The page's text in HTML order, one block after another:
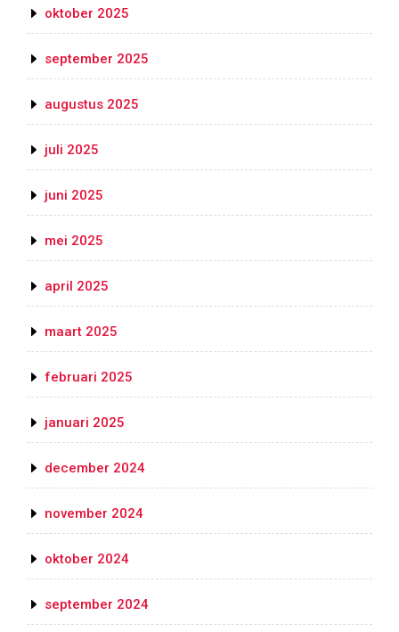
oktober 2025
september 2025
augustus 2025
juli 2025
juni 2025
mei 2025
april 2025
maart 2025
februari 2025
januari 2025
december 2024
november 2024
oktober 2024
september 2024